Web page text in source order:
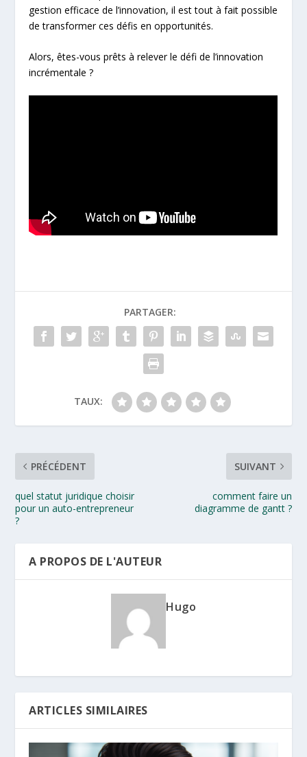
gestion efficace de l’innovation, il est tout à fait possible
de transformer ces défis en opportunités.
Alors, êtes-vous prêts à relever le défi de l’innovation
incrémentale ?
PARTAGER:
TAUX:
PRÉCÉDENT
quel statut juridique choisir
pour un auto-entrepreneur
?
SUIVANT
comment faire un
diagramme de gantt ?
A PROPOS DE L'AUTEUR
Hugo
ARTICLES SIMILAIRES